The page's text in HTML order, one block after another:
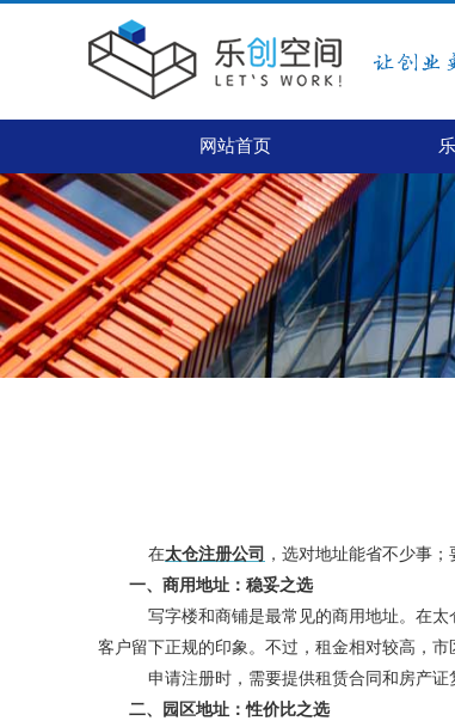
网站首页
在太仓注册公司
，选对地址能省不少事
一、商用地址：稳妥之选
写字楼和商铺是最常见的商用地址。在太
客户留下正规的印象。不过，租金相对较高，
申请注册时，需要提供租赁合同和房产证
二、园区地址：性价比之选